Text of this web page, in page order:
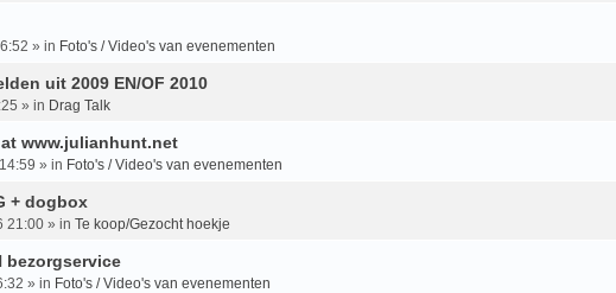
» in Foto's / Video's van evenementen
uit 2009 EN/OF 2010
» in Drag Talk
www.julianhunt.net
» in Foto's / Video's van evenementen
+ dogbox
21:00» in Te koop/Gezocht hoekje
bezorgservice
» in Foto's / Video's van evenementen